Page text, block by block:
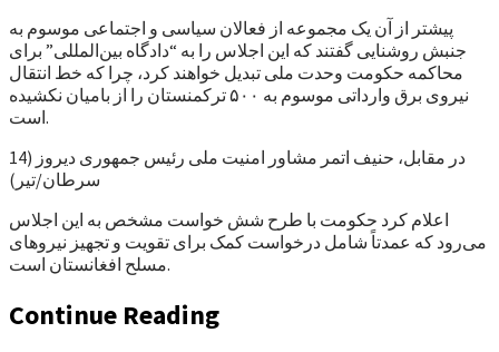
پیشتر از آن یک مجموعه از فعالان سیاسی و اجتماعی موسوم به
جنبش روشنایی گفتند که این اجلاس را به “دادگاه بین‌المللی” برای
محاکمه حکومت وحدت ملی تبدیل خواهند کرد، چرا که خط انتقال
نیروی برق وارداتی موسوم به ۵۰۰ ترکمنستان را از بامیان نکشیده
است.
در مقابل، حنیف اتمر مشاور امنیت ملی رئیس جمهوری دیروز (14
سرطان/تیر)
اعلام کرد حکومت با طرح شش خواست مشخص به این اجلاس
می‌رود که عمدتاً شامل درخواست کمک برای تقویت و تجهیز نیروهای
مسلح افغانستان است.
Continue Reading